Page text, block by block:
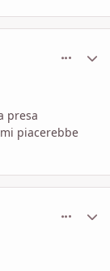
presa
piacerebbe